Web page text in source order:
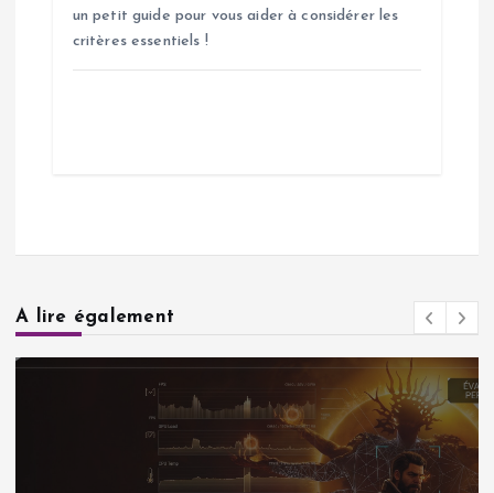
un petit guide pour vous aider à considérer les
critères essentiels !
A lire également